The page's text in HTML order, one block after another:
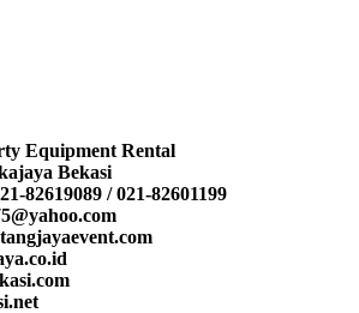
Equipment Rental
Bekasi
82619089 / 021-82601199